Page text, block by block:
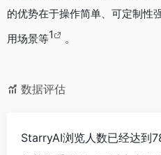
的优势在于操作简单、可定制性
用场景等1 。
数据评估
StarryAI浏览人数已经达到